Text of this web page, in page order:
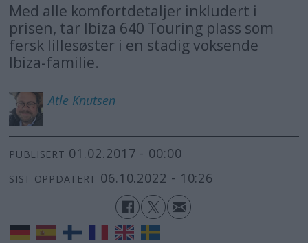
Med alle komfortdetaljer inkludert i
prisen, tar Ibiza 640 Touring plass som
fersk lillesøster i en stadig voksende
Ibiza-familie.
Atle Knutsen
PUBLISERT 01.02.2017 - 00:00
SIST OPPDATERT 06.10.2022 - 10:26